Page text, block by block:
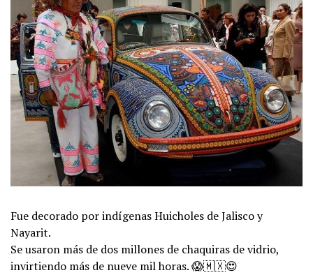
Fue decorado por indígenas Huicholes de Jalisco y
Nayarit.
Se usaron más de dos millones de chaquiras de vidrio,
invirtiendo más de nueve mil horas.😱🇲🇽😍